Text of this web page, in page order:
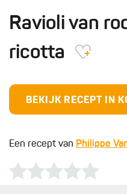
Ravioli van
ricotta
BEKIJK RECEPT IN
Een recept van Philippe